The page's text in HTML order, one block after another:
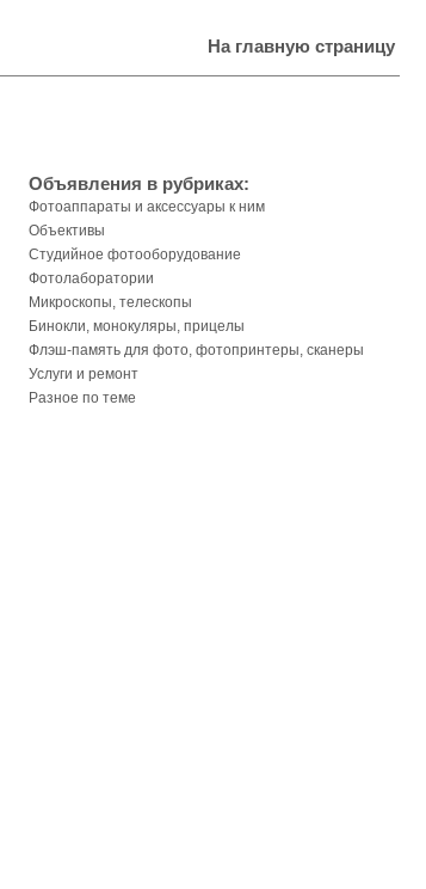
На главную страницу
Объявления в рубриках:
Фотоаппараты и аксессуары к ним
Объективы
Студийное фотооборудование
Фотолаборатории
Микроскопы, телескопы
Бинокли, монокуляры, прицелы
Флэш-память для фото, фотопринтеры, сканеры
Услуги и ремонт
Разное по теме